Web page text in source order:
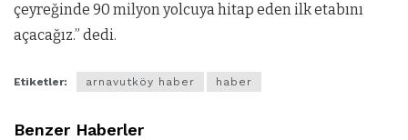
çeyreğinde 90 milyon yolcuya hitap eden ilk etabını
açacağız.” dedi.
Etiketler: arnavutköy haber haber
Benzer Haberler